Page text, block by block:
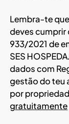
Lembra-te
deves cumprir
933/2021 de
SES
dados com
gestão do teu
por
gratuitamente